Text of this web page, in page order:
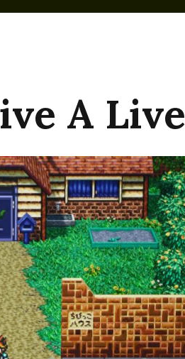
A Live